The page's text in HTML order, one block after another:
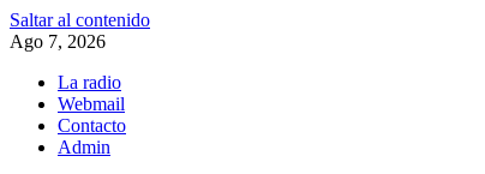
Saltar al contenido
Ago 7, 2026
La radio
Webmail
Contacto
Admin